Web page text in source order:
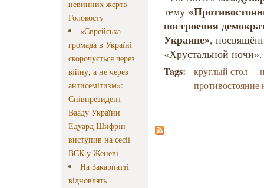
невинних жертв
Голокосту
«Єврейська
громада в Україні
скорочується через
війну, а не через
антисемітизм»:
Співпрезидент
Вааду України
Едуард Шифрін
виступив на сесії
ВЄК у Женеві
На Закарпатті
відновлять
тему
построения
Украине»,
«Хрустальной ночи».
Tags: круглый стол
противостояние